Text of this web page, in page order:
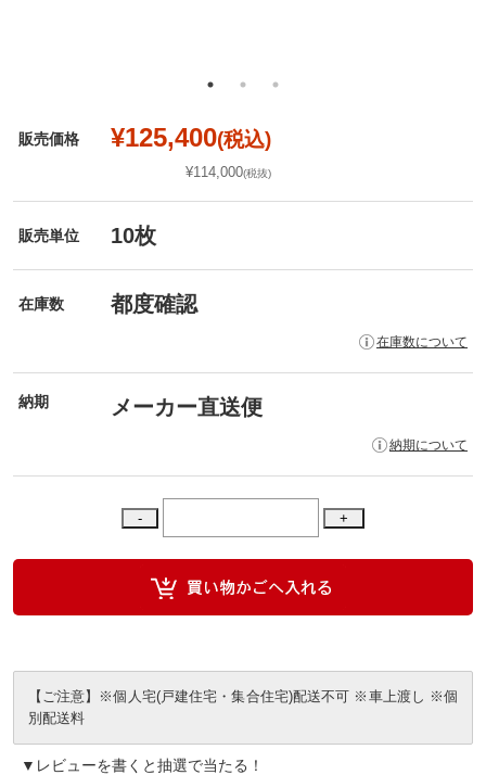
販売価格 ¥125,400(税込)
¥114,000(税抜)
販売単位 10枚
在庫数 都度確認
在庫数について
納期 メーカー直送便
納期について
【ご注意】※個人宅(戸建住宅・集合住宅)配送不可 ※車上渡し ※個
別配送料
▼レビューを書くと抽選で当たる！